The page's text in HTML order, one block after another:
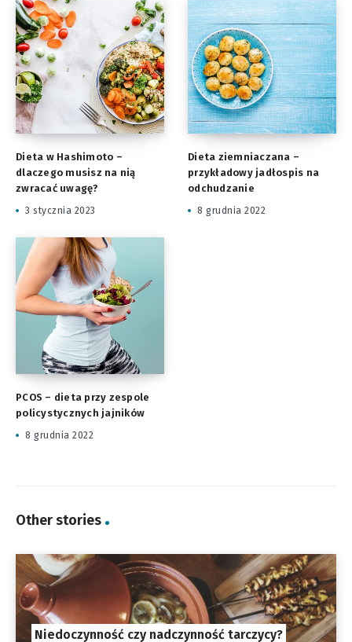
Dieta w Hashimoto –
dlaczego musisz na nią
zwracać uwagę?
3 stycznia 2023
Dieta ziemniaczana –
przykładowy jadłospis na
odchudzanie
8 grudnia 2022
PCOS – dieta przy zespole
policystycznych jajników
8 grudnia 2022
Other stories
Niedoczynność czy nadczynność tarczycy?